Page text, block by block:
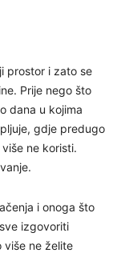
prostor i zato se
Prije nego što
dana u kojima
gdje predugo
ne koristi.
i onoga što
izgovoriti
više ne želite